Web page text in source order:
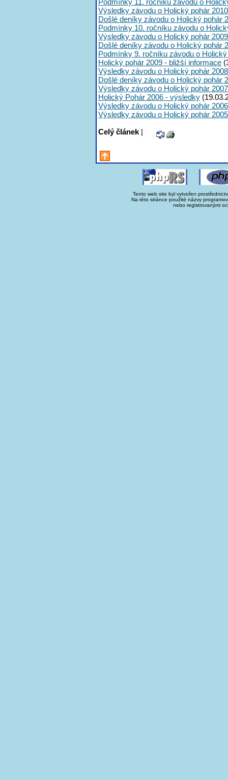
Podmínky 11. ročníku závodu o
Výsledky závodu o Holický pohár 2010
Došlé deníky závodu o Holický pohár
Podmínky 10. ročníku závodu o
Výsledky závodu o Holický pohár 2009
Došlé deníky závodu o Holický pohár
Podmínky 9. ročníku závodu o
Holický pohár 2009 - bližší informace
Výsledky závodu o Holický pohár 2008
Došlé deníky závodu o Holický pohár
Výsledky závodu o Holický pohár 2007
Holický Pohár 2006 - výsledky
Výsledky závodu o Holický pohár 2006
Výsledky závodu o Holický pohár 2005
Celý článek |
Tento web site byl vytvořen
Na této stránce použité názvy
nebo registrovanými